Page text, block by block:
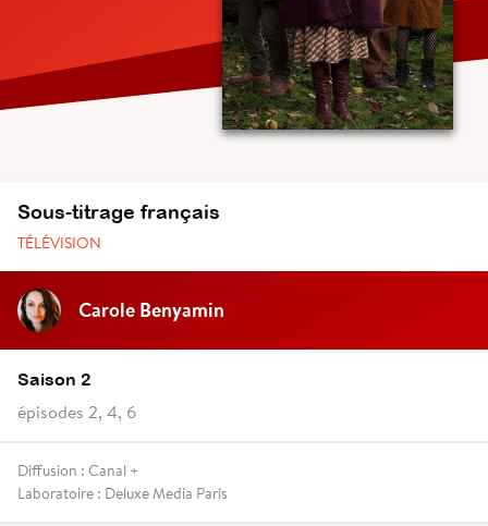
Sous-titrage français
TÉLÉVISION
Carole Benyamin
Saison 2
épisodes 2, 4, 6
Diffusion : Canal +
Laboratoire : Deluxe Media Paris